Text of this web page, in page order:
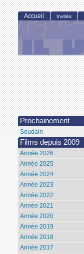
Accueil Invités
Prochainement
Soudain
Films depuis 2009
Année 2026
Année 2025
Année 2024
Année 2023
Année 2022
Année 2021
Année 2020
Année 2019
Année 2018
Année 2017